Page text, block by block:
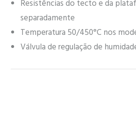
Resistências do tecto e da
separadamente
Temperatura 50/450°C nos
Válvula de regulação de